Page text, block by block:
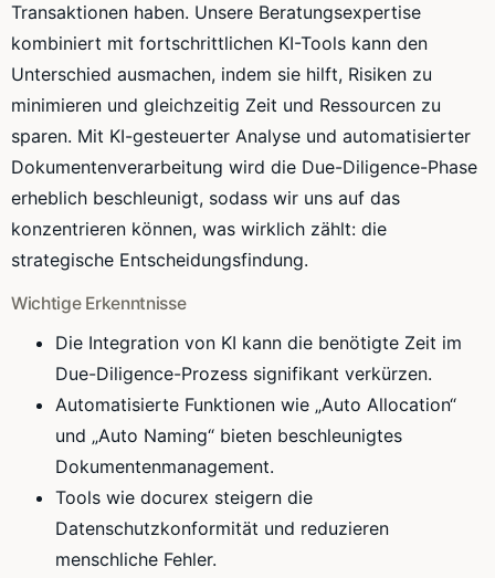
Transaktionen haben. Unsere Beratungsexpertise
kombiniert mit fortschrittlichen KI-Tools kann den
Unterschied ausmachen, indem sie hilft, Risiken zu
minimieren und gleichzeitig Zeit und Ressourcen zu
sparen. Mit KI-gesteuerter Analyse und automatisierter
Dokumentenverarbeitung wird die Due-Diligence-Phase
erheblich beschleunigt, sodass wir uns auf das
konzentrieren können, was wirklich zählt: die
strategische Entscheidungsfindung.
Wichtige Erkenntnisse
Die Integration von KI kann die benötigte Zeit im
Due-Diligence-Prozess signifikant verkürzen.
Automatisierte Funktionen wie „Auto Allocation“
und „Auto Naming“ bieten beschleunigtes
Dokumentenmanagement.
Tools wie docurex steigern die
Datenschutzkonformität und reduzieren
menschliche Fehler.